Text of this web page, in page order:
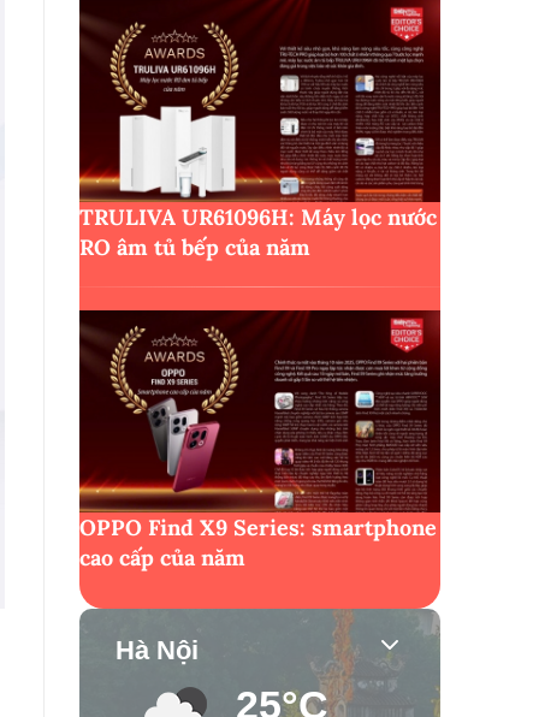
TRULIVA UR61096H: Máy lọc nước
RO âm tủ bếp của năm
OPPO Find X9 Series: smartphone
cao cấp của năm
Hà Nội
25°C